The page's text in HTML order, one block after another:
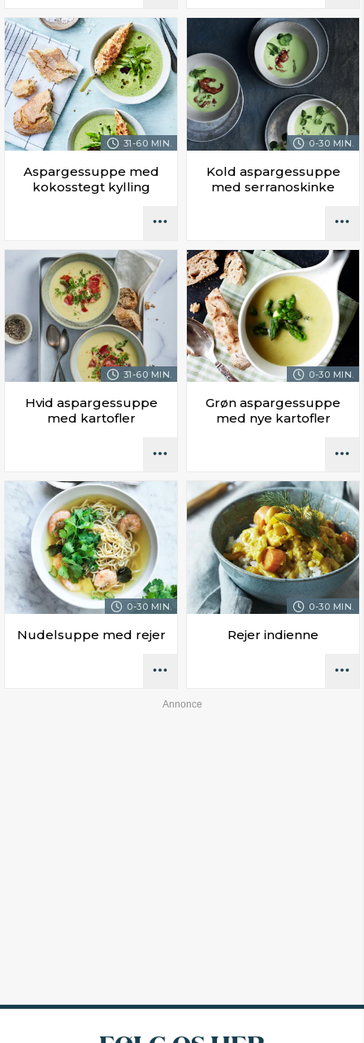
31-60 MIN.
Aspargessuppe med
kokosstegt kylling
0-30 MIN.
Kold aspargessuppe
med serranoskinke
31-60 MIN.
Hvid aspargessuppe
med kartofler
0-30 MIN.
Grøn aspargessuppe
med nye kartofler
0-30 MIN.
Nudelsuppe med rejer
0-30 MIN.
Rejer indienne